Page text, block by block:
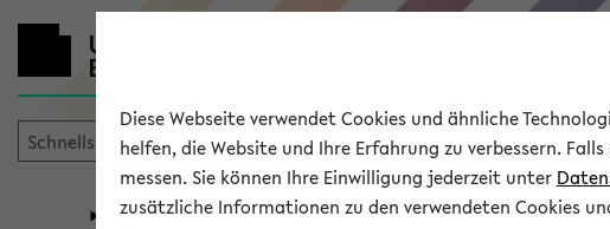
Universität Forschung
eKVV
Diese Webseite verwendet Cookies und ähnliche
helfen, die Website und Ihre Erfahrung zu verbessern.
messen. Sie können Ihre Einwilligung jederzeit unter
zusätzliche Informationen zu den verwendeten Cookies